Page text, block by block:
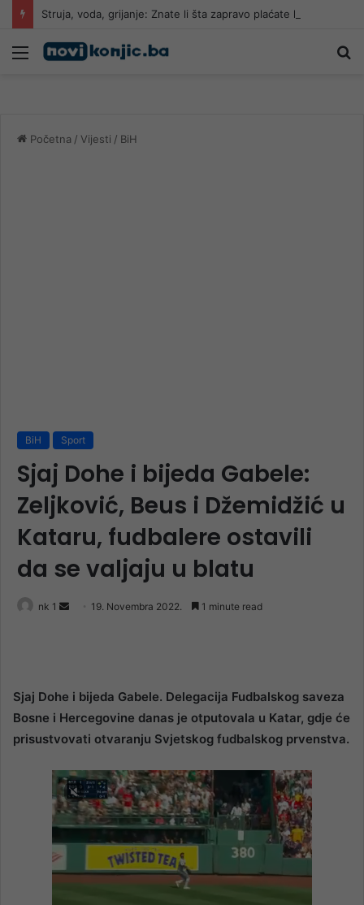
Meni
Početna / Vijesti / BiH
BiH Sport
Sjaj Dohe i bijeda Gabele:
Zeljković, Beus i Džemidžić u
Kataru, fudbalere ostavili
da se valjaju u blatu
nk 1
Send 19. Novembra 2022. 1 minute read
Sjaj Dohe i bijeda Gabele. Delegacija Fudbalskog saveza
Bosne i Hercegovine danas je otputovala u Katar, gdje će
prisustvovati otvaranju Svjetskog fudbalskog prvenstva.